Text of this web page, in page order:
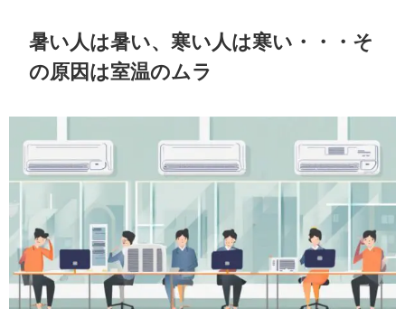
暑い人は暑い、寒い人は寒い・・・そ
の原因は室温のムラ